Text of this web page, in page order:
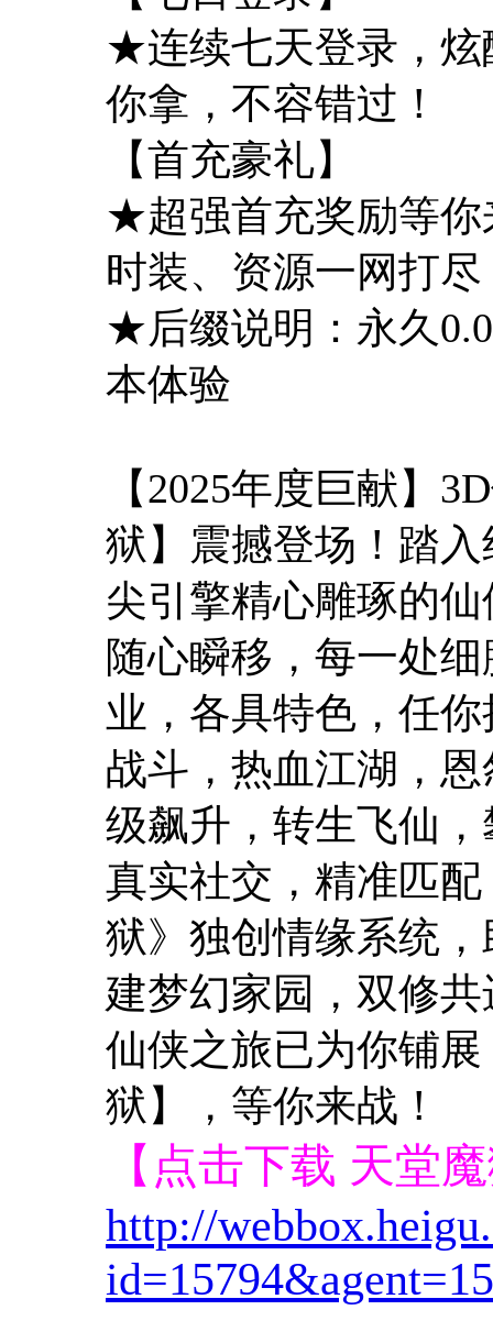
★连续七天登录，炫
你拿，不容错过！
【首充豪礼】
★超强首充奖励等你
时装、资源一网打尽
★后缀说明：永久
本体验
【2025年度巨献】
狱】震撼登场！踏
尖引擎精心雕琢的
随心瞬移，每一处
业，各具特色，任
战斗，热血江湖，
级飙升，转生飞仙
真实社交，精准匹
狱》独创情缘系统
建梦幻家园，双修
仙侠之旅已为你铺
狱】，等你来战！
【点击下载 天堂
http://